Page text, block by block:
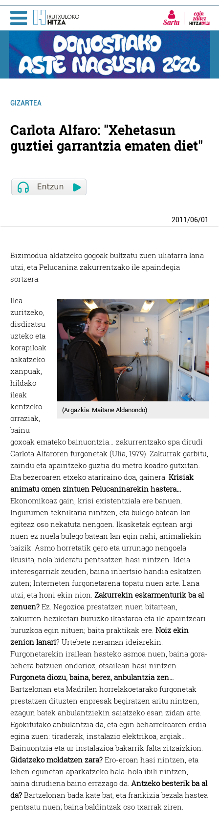
Sartu
GIZARTEA
Carlota Alfaro: "Xehetasun
guztiei garrantzia ematen diet"
2011/06/01
Bizimodua aldatzeko gogoak bultzatu zuen uliatarra lana
utzi, eta Pelucanina zakurrentzako ile apaindegia
sortzera.
(Argazkia: Maitane Aldanondo)
Ilea
zuritzeko,
disdiratsu
uzteko eta
korapiloak
askatzeko
xanpuak,
hildako
ileak
kentzeko
orraziak,
bainu
goxoak emateko bainuontzia… zakurrentzako spa dirudi
Carlota Alfaroren furgonetak (Ulia, 1979). Zakurrak garbitu,
zaindu eta apaintzeko guztia du metro koadro gutxitan.
Eta bezeroaren etxeko atariraino doa, gainera.Krisiak
animatu omen zintuen Pelucaninarekin hastera…
Ekonomikoaz gain, krisi existentziala ere banuen.
Ingurumen teknikaria nintzen, eta bulego batean lan
egiteaz oso nekatuta nengoen. Ikasketak egitean argi
nuen ez nuela bulego batean lan egin nahi, animaliekin
baizik. Asmo horretatik gero eta urrunago nengoela
ikusita, nola bideratu pentsatzen hasi nintzen. Ideia
interesgarriak zeuden, baina inbertsio handia eskatzen
zuten; Interneten furgonetarena topatu nuen arte. Lana
utzi, eta honi ekin nion.Zakurrekin eskarmenturik ba al
zenuen? Ez. Negozioa prestatzen nuen bitartean,
zakurren heziketari buruzko ikastaroa eta ile apaintzeari
buruzkoa egin nituen; baita praktikak ere.Noiz ekin
zenion lanari? Urtebete neraman ideiarekin.
Furgonetarekin irailean hasteko asmoa nuen, baina gora-
behera batzuen ondorioz, otsailean hasi nintzen.
Furgoneta diozu, baina, berez, anbulantzia zen…
Bartzelonan eta Madrilen horrelakoetarako furgonetak
prestatzen dituzten enpresak begiratzen aritu nintzen,
ezagun batek anbulantziekin saiatzeko esan zidan arte.
Egokitutako anbulantzia da, eta egin beharrekoaren erdia
egina zuen: tiraderak, instalazio elektrikoa, argiak…
Bainuontzia eta ur instalazioa bakarrik falta zitzaizkion.
Gidatzeko moldatzen zara? Ero-eroan hasi nintzen, eta
lehen egunetan aparkatzeko hala-hola ibili nintzen,
baina dirudiena baino errazago da.Antzeko besterik ba al
da? Bartzelonan bada kate bat, eta frankizia bezala hastea
pentsatu nuen; baina baldintzak oso txarrak ziren.